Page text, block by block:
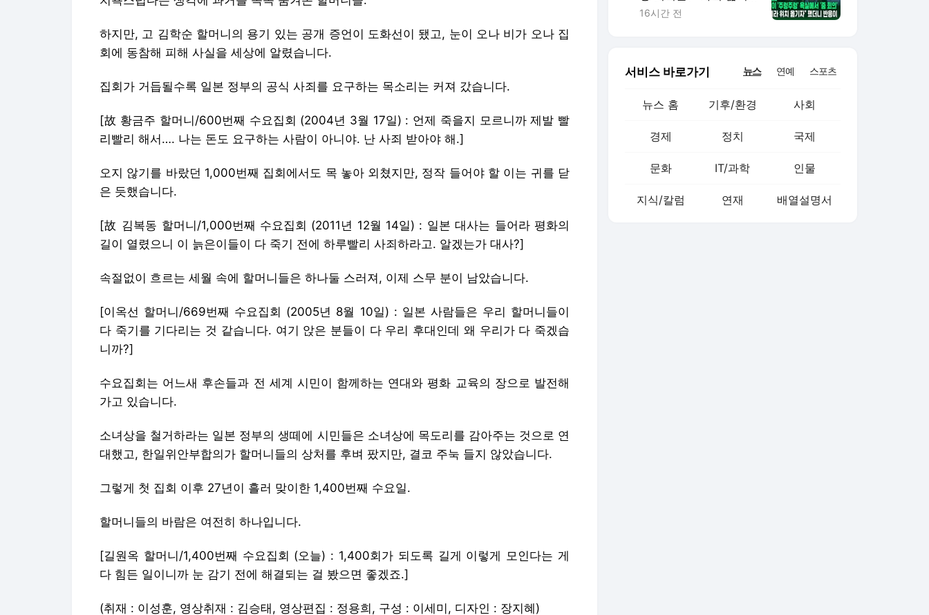
하지만, 고 김학순 할머니의 용기 있는 공개 증언이 도화선이 됐고, 눈이 오나 비가 오나 집
회에 동참해 피해 사실을 세상에 알렸습니다.
집회가 거듭될수록 일본 정부의 공식 사죄를 요구하는 목소리는 커져 갔습니다.
[故 황금주 할머니/600번째 수요집회 (2004년 3월 17일) : 언제 죽을지 모르니까 제발 빨
리빨리 해서…. 나는 돈도 요구하는 사람이 아니야. 난 사죄 받아야 해.]
오지 않기를 바랐던 1,000번째 집회에서도 목 놓아 외쳤지만, 정작 들어야 할 이는 귀를 닫
은 듯했습니다.
[故 김복동 할머니/1,000번째 수요집회 (2011년 12월 14일) : 일본 대사는 들어라 평화의
길이 열렸으니 이 늙은이들이 다 죽기 전에 하루빨리 사죄하라고. 알겠는가 대사?]
속절없이 흐르는 세월 속에 할머니들은 하나둘 스러져, 이제 스무 분이 남았습니다.
[이옥선 할머니/669번째 수요집회 (2005년 8월 10일) : 일본 사람들은 우리 할머니들이
다 죽기를 기다리는 것 같습니다. 여기 앉은 분들이 다 우리 후대인데 왜 우리가 다 죽겠습
니까?]
수요집회는 어느새 후손들과 전 세계 시민이 함께하는 연대와 평화 교육의 장으로 발전해
가고 있습니다.
소녀상을 철거하라는 일본 정부의 생떼에 시민들은 소녀상에 목도리를 감아주는 것으로 연
대했고, 한일위안부합의가 할머니들의 상처를 후벼 팠지만, 결코 주눅 들지 않았습니다.
그렇게 첫 집회 이후 27년이 흘러 맞이한 1,400번째 수요일.
할머니들의 바람은 여전히 하나입니다.
[길원옥 할머니/1,400번째 수요집회 (오늘) : 1,400회가 되도록 길게 이렇게 모인다는 게
다 힘든 일이니까 눈 감기 전에 해결되는 걸 봤으면 좋겠죠.]
(취재 : 이성훈, 영상취재 : 김승태, 영상편집 : 정용희, 구성 : 이세미, 디자인 : 장지혜)
자" 했더니 시의원 보인
16시간 전
서비스 바로가기 뉴스 연예 스포츠
뉴스 홈 기후/환경 사회
경제 정치 국제
문화 IT/과학 인물
지식/칼럼 연재 배열설명서